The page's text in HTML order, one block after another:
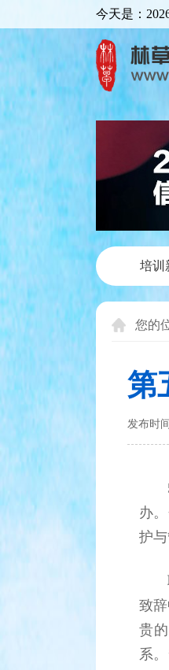
今天是：
培训
您的
第
发布时
办
护
致
贵
系